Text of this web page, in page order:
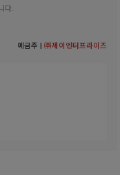
다.
예금주 |㈜제이엔터프라이즈